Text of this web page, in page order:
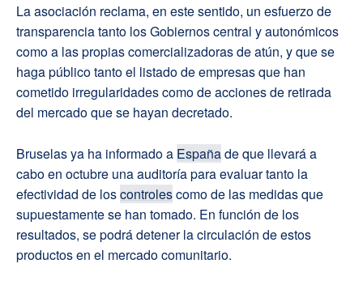
La asociación reclama, en este sentido, un esfuerzo de
transparencia tanto los Gobiernos central y autonómicos
como a las propias comercializadoras de atún, y que se
haga público tanto el listado de empresas que han
cometido irregularidades como de acciones de retirada
del mercado que se hayan decretado.
Bruselas ya ha informado a Españade que llevará a
cabo en octubre una auditoría para evaluar tanto la
efectividad de loscontrolescomo de las medidas que
supuestamente se han tomado. En función de los
resultados, se podrá detener la circulación de estos
productos en el mercado comunitario.